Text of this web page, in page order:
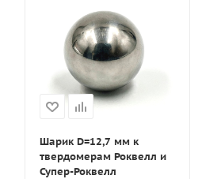
Шарик D=12,7 мм к
твердомерам Роквелл и
Супер-Роквелл